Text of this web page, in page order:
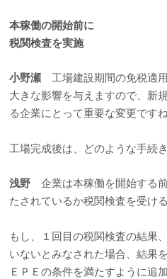
本稼働の開始前に
税関検査を実施
小野瀬 工場建設期間の免税適
大きな影響を与えますので、新
る企業にとって重要な変更ですね
工場完成後は、どのような手続
浅野 企業は本稼働を開始する
たされているか税関検査を受け
もし、１回目の税関検査の結果
いないとみなされた場合、結果
ＥＰＥの条件を満たすように追